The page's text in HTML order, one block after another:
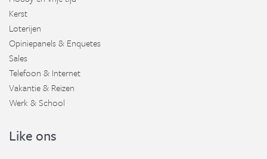
Kerst
Loterijen
Opiniepanels & Enquetes
Sales
Telefoon & Internet
Vakantie & Reizen
Werk & School
Like ons